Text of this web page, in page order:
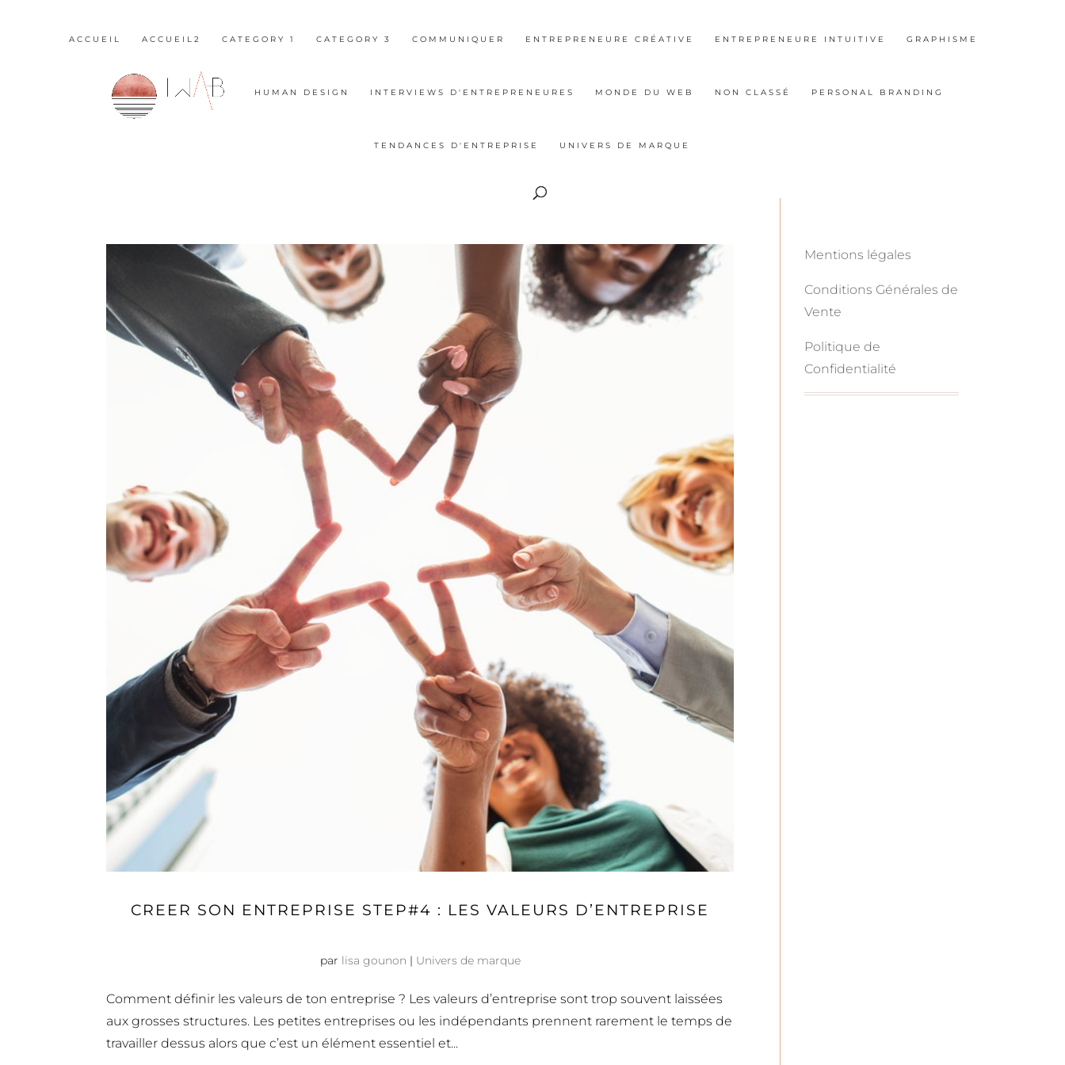
ACCUEIL ACCUEIL2 CATEGORY 1 CATEGORY 3 COMMUNIQUER ENTREPRENEURE CRÉATIVE ENTREPRENEURE INTUITIVE GRAPHISME
HUMAN DESIGN INTERVIEWS D'ENTREPRENEURES MONDE DU WEB NON CLASSÉ PERSONAL BRANDING
TENDANCES D'ENTREPRISE UNIVERS DE MARQUE
CREER SON ENTREPRISE STEP#4 : LES VALEURS D’ENTREPRISE
par lisa gounon | Univers de marque
Comment définir les valeurs de ton entreprise ? Les valeurs d’entreprise sont trop souvent laissées
aux grosses structures. Les petites entreprises ou les indépendants prennent rarement le temps de
travailler dessus alors que c’est un élément essentiel et...
Mentions légales
Conditions Générales de
Vente
Politique de
Confidentialité